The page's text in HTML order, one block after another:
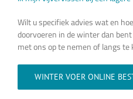
Wilt u specifiek advies wat en
doorvoeren in de winter dan
met ons op te nemen of langs te
WINTER VOER ONLINE